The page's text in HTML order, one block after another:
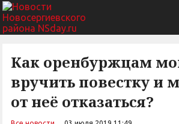
Как оренбуржцам
вручить повестку и
от неё отказаться?